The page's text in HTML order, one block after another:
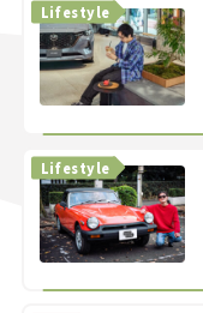
Lifestyle
Lifestyle